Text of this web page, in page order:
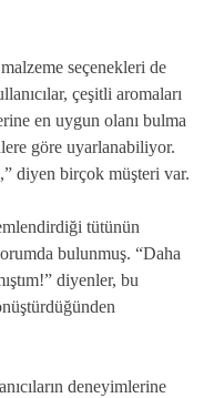
seçenekleri de
çeşitli aromaları
en uygun olanı bulma
göre uyarlanabiliyor.
diyen birçok müşteri var.
tütünün
bulunmuş. “Daha
diyenler, bu
deneyimlerine